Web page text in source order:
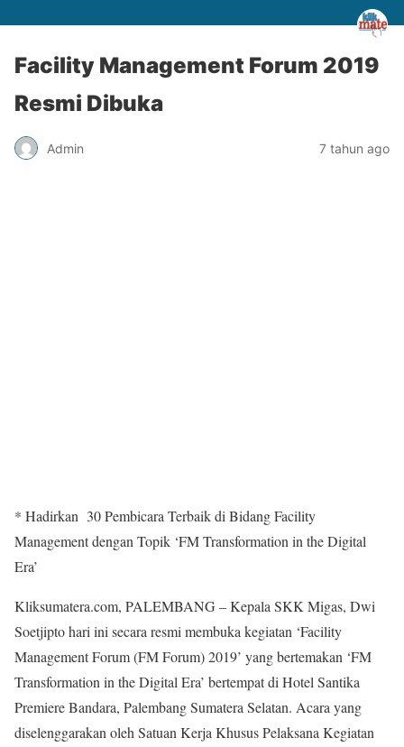
Facility Management Forum 2019
Resmi Dibuka
Admin 7 tahun ago
* Hadirkan 30 Pembicara Terbaik di Bidang Facility
Management dengan Topik ‘FM Transformation in the Digital
Era’
Kliksumatera.com, PALEMBANG – Kepala SKK Migas, Dwi
Soetjipto hari ini secara resmi membuka kegiatan ‘Facility
Management Forum (FM Forum) 2019’ yang bertemakan ‘FM
Transformation in the Digital Era’ bertempat di Hotel Santika
Premiere Bandara, Palembang Sumatera Selatan. Acara yang
diselenggarakan oleh Satuan Kerja Khusus Pelaksana Kegiatan